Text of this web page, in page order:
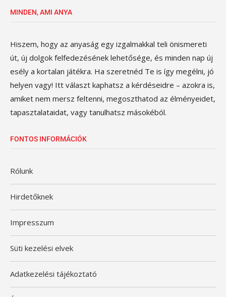
MINDEN, AMI ANYA
Hiszem, hogy az anyaság egy izgalmakkal teli önismereti
út, új dolgok felfedezésének lehetősége, és minden nap új
esély a kortalan játékra. Ha szeretnéd Te is így megélni, jó
helyen vagy! Itt választ kaphatsz a kérdéseidre – azokra is,
amiket nem mersz feltenni, megoszthatod az élményeidet,
tapasztalataidat, vagy tanulhatsz másokéból.
FONTOS INFORMÁCIÓK
Rólunk
Hirdetőknek
Impresszum
Süti kezelési elvek
Adatkezelési tájékoztató